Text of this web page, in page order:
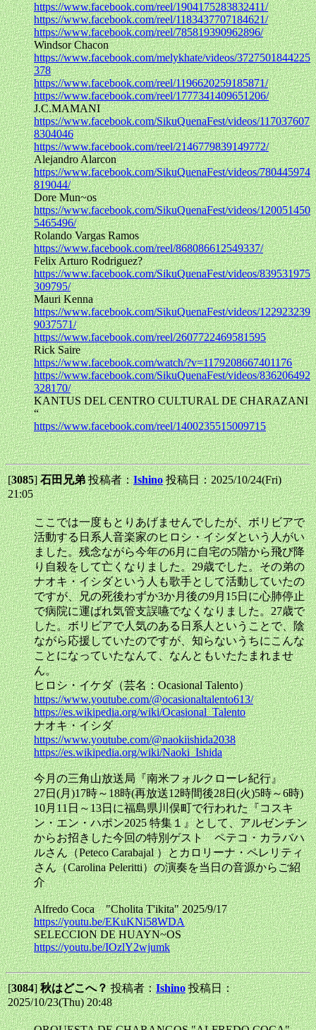
https://www.facebook.com/reel/1904175283832411/
https://www.facebook.com/reel/1183437707184621/
https://www.facebook.com/reel/785819390962896/
Windsor Chacon
https://www.facebook.com/melykhate/videos/3727501844225
378
https://www.facebook.com/reel/1196620259185871/
https://www.facebook.com/reel/1777341409651206/
J.C.MAMANI
https://www.facebook.com/SikuQuenaFest/videos/117037607
8304046
https://www.facebook.com/reel/2146779839149772/
Alejandro Alarcon
https://www.facebook.com/SikuQuenaFest/videos/780445974
819044/
Dore Mun~os
https://www.facebook.com/SikuQuenaFest/videos/120051450
5465496/
Rolando Vargas Ramos
https://www.facebook.com/reel/868086612549337/
Felix Arturo Rodriguez?
https://www.facebook.com/SikuQuenaFest/videos/839531975
309795/
Mauri Kenna
https://www.facebook.com/SikuQuenaFest/videos/122923239
9037571/
https://www.facebook.com/reel/2607722469581595
Rick Saire
https://www.facebook.com/watch/?v=1179208667401176
https://www.facebook.com/SikuQuenaFest/videos/836206492
328170/
KANTUS DEL CENTRO CULTURAL DE CHARAZANI
“
https://www.facebook.com/reel/1400235515009715
[3085]石田兄弟投稿者：Ishino 投稿日：2025/10/24(Fri)
21:05
ここでは一度もとりあげませんでしたが、ボリビアで
活動する日系人音楽家のヒロシ・イシダという人がい
ました。残念ながら今年の6月に自宅の5階から飛び降
り自殺をして亡くなりました。29歳でした。その弟の
ナオキ・イシダという人も歌手として活動していたの
ですが、兄の死後わずか3か月後の9月15日に心肺停止
で病院に運ばれ気管支誤嚥でなくなりました。27歳で
した。ボリビアで人気のある日系人ということで、陰
ながら応援していたのですが、知らないうちにこんな
ことになっていたなんて、なんともいたたまれませ
ん。
ヒロシ・イケダ（芸名：Ocasional Talento）
https://www.youtube.com/@ocasionaltalento613/
https://es.wikipedia.org/wiki/Ocasional_Talento
ナオキ・イシダ
https://www.youtube.com/@naokiishida2038
https://es.wikipedia.org/wiki/Naoki_Ishida
今月の三角山放送局『南米フォルクローレ紀行』
27日(月)17時～18時(再放送12時間後28日(火)5時～6時)
10月11日～13日に福島県川俣町で行われた『コスキ
ン・エン・ハポン2025 特集１』として、アルゼンチン
からお招きした今回の特別ゲスト ペテコ・カラバハ
ルさん（Peteco Carabajal ）とカロリーナ・ペレリティ
さん（Carolina Peleritti）の演奏を当日の音源からご紹
介
Alfredo Coca "Cholita T'ikita" 2025/9/17
https://youtu.be/EKuKNi58WDA
SELECCION DE HUAYN~OS
https://youtu.be/IOzlY2wjumk
[3084]秋はどこへ？投稿者：Ishino 投稿日：
2025/10/23(Thu) 20:48